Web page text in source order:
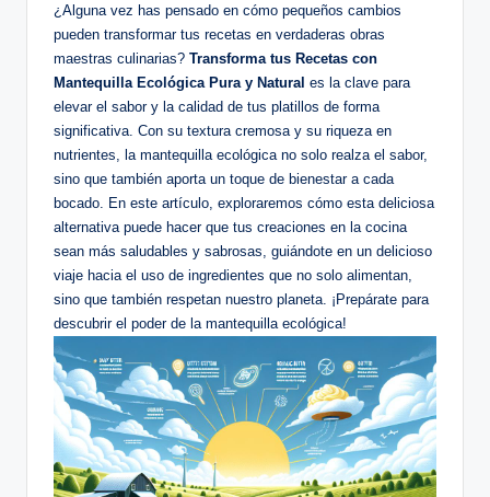
¿Alguna vez has pensado en cómo pequeños cambios
pueden transformar tus recetas en verdaderas obras
maestras culinarias? Transforma tus Recetas con
Mantequilla Ecológica Pura y Natural es la clave para
elevar el sabor y la calidad de tus platillos de forma
significativa. Con su textura cremosa y su riqueza en
nutrientes, la mantequilla ecológica no solo realza el sabor,
sino que también aporta un toque de bienestar a cada
bocado. En este artículo, exploraremos cómo esta deliciosa
alternativa puede hacer que tus creaciones en la cocina
sean más saludables y sabrosas, guiándote en un delicioso
viaje hacia el uso de ingredientes que no solo alimentan,
sino que también respetan nuestro planeta. ¡Prepárate para
descubrir el poder de la mantequilla ecológica!